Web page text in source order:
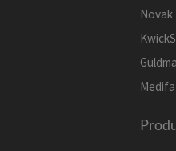
Novak
Medifa